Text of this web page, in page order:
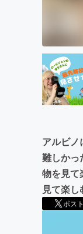
アルビ
難しかっ
物を見て
見て楽
ポスト